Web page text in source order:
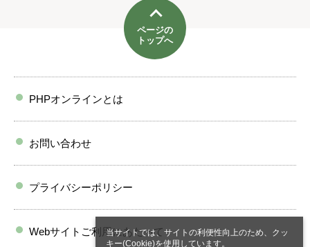
当サイトでは、サイトの利便性向上のため、クッ
キー(Cookie)を使用しています。
ページの
トップへ
PHPオンラインとは
お問い合わせ
プライバシーポリシー
Webサイトご利用にあたって